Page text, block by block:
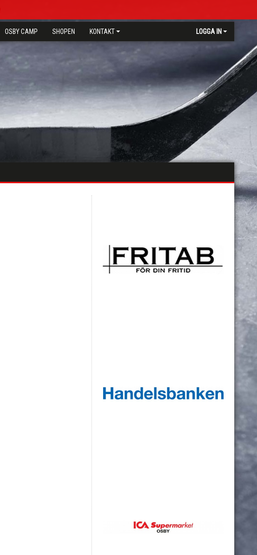
OSBY CAMP SHOPEN KONTAKT LOGGA IN